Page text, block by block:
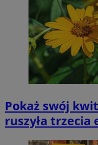
Pokaż swój
ruszyła trzecia